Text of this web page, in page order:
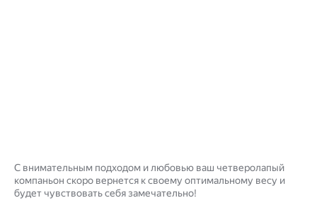
С внимательным подходом и любовью ваш четверолапый
компаньон скоро вернется к своему оптимальному весу и
будет чувствовать себя замечательно!